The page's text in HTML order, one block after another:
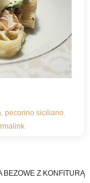
, pecorino siciliano,
.
BEZOWE Z KONFITURĄ